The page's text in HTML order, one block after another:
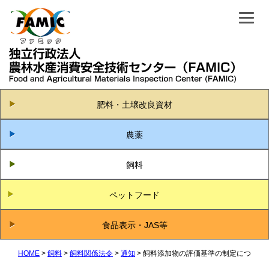
肥料・土壌改良資材
農薬
飼料
ペットフード
食品表示・JAS等
HOME 飼料 飼料関係法令 通知
飼料添加物の評価基準の制定につ